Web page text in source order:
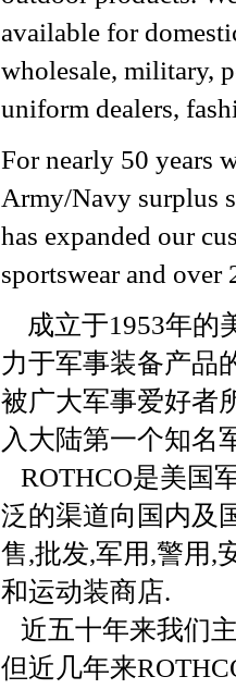
available for
wholesale, military,
uniform dealers,
For nearly 50 years
Army/Navy surplus
has expanded our
sportswear and over
成立于1953年的
力于军事装备产品
被广大军事爱好者
入大陆第一个知名
ROTHCO是美国
泛的渠道向国内及
售,批发,军用,警用,
和运动装商店.
近五十年来我们
但近几年来